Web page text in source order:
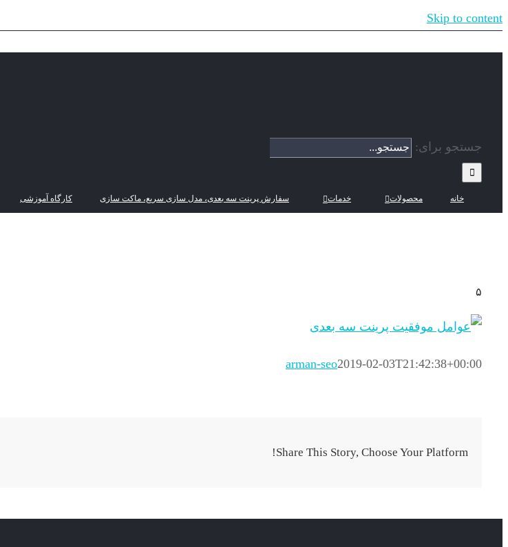
Skip to content
جستجو برای:
خانه محصولات خدمات سفارش پرینت سه بعدی، مدل سازی سریع، ماکت سازی کارگاه آموزشی
۵
arman-seo2019-02-03T21:42:38+00:00
Share This Story, Choose Your Platform!